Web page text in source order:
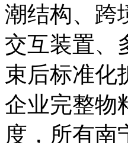
潮结构、跨
交互装置、
束后标准化
企业完整物
度，所有南